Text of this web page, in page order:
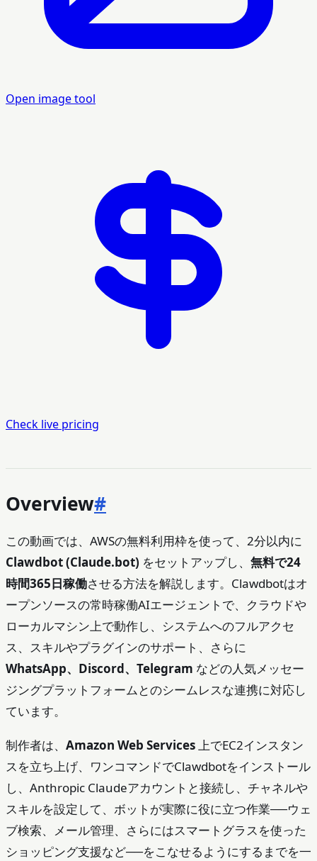
Open image tool
Check live pricing
Overview#
この動画では、AWSの無料利用枠を使って、2分以内に
Clawdbot (Claude.bot) をセットアップし、 無料で24
時間365日稼働させる方法を解説します。Clawdbotはオ
ープンソースの常時稼働AIエージェントで、クラウドや
ローカルマシン上で動作し、システムへのフルアクセ
ス、スキルやプラグインのサポート、さらに
WhatsApp、Discord、Telegram などの人気メッセー
ジングプラットフォームとのシームレスな連携に対応し
ています。
制作者は、 Amazon Web Services上でEC2インスタン
スを立ち上げ、ワンコマンドでClawdbotをインストール
し、Anthropic Claudeアカウントと接続し、チャネルや
スキルを設定して、ボットが実際に役に立つ作業──ウェ
ブ検索、メール管理、さらにはスマートグラスを使った
ショッピング支援など──をこなせるようにするまでを一